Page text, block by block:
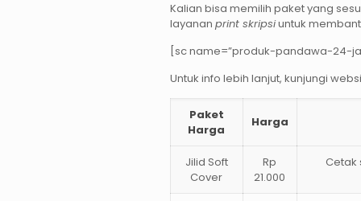
Kalian bisa memilih paket yang
layanan print skripsiuntuk
[sc name=”produk-pandawa-24-
Untuk info lebih lanjut, kunjungi
Paket
Harga
Harga
Jilid Soft
Cover
Rp
21.000
Cetak